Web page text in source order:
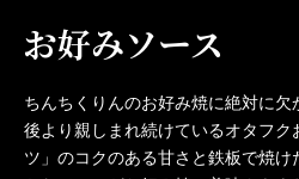
お好みソース
ちんちくりんのお好み焼に絶対に
後より親しまれ続けているオタフ
ツ」のコクのある甘さと鉄板で焼